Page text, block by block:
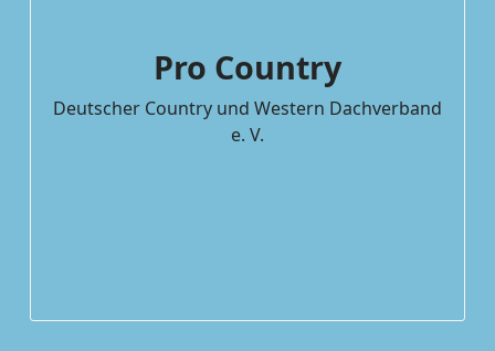
Pro Country
Deutscher Country und Western Dachverband
e. V.